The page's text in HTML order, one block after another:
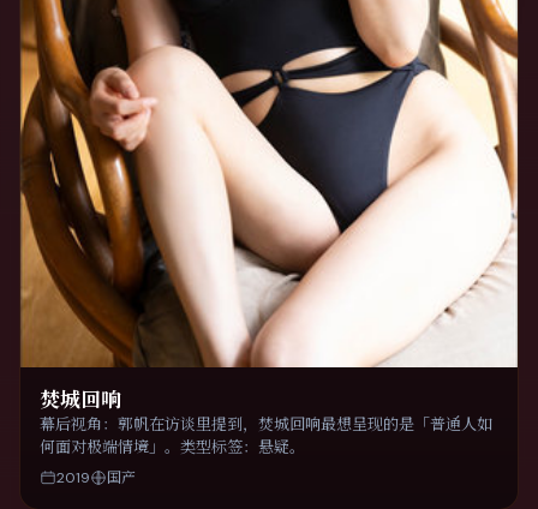
焚城回响
幕后视角：郭帆在访谈里提到，焚城回响最想呈现的是「普通人如
何面对极端情境」。类型标签：悬疑。
2019 国产